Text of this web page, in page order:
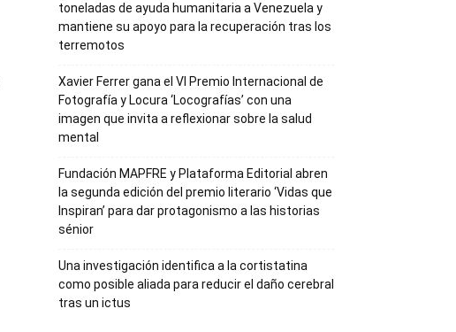
toneladas de ayuda humanitaria a Venezuela y
mantiene su apoyo para la recuperación tras los
terremotos
Xavier Ferrer gana el VI Premio Internacional de
Fotografía y Locura ‘Locografías’ con una
imagen que invita a reflexionar sobre la salud
mental
Fundación MAPFRE y Plataforma Editorial abren
la segunda edición del premio literario ‘Vidas que
Inspiran’ para dar protagonismo a las historias
sénior
Una investigación identifica a la cortistatina
como posible aliada para reducir el daño cerebral
tras un ictus